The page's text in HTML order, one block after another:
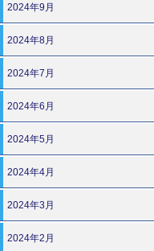
2024年9月
2024年8月
2024年7月
2024年6月
2024年5月
2024年4月
2024年3月
2024年2月